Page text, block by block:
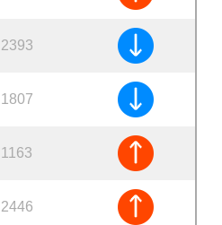
2393
1807
1163
2446